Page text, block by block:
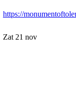
https://
Zat 21 nov